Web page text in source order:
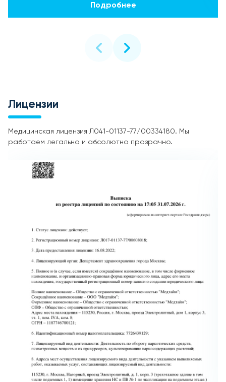
Подробнее
Лицензии
Медицинская лицензия Л041-01137-77/00334180. Мы
работаем легально и абсолютно прозрачно.